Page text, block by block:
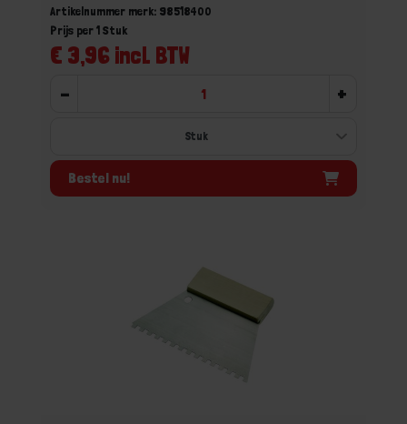
Artikelnummer merk: 98518400
€ 3,96 incl. BTW
Prijs per 1 Stuk
- +
Bestel nu!